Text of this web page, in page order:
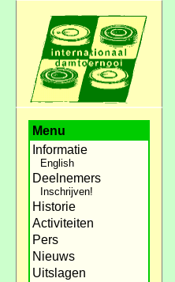
Menu
Informatie
English
Deelnemers
Inschrijven!
Historie
Activiteiten
Pers
Nieuws
Uitslagen